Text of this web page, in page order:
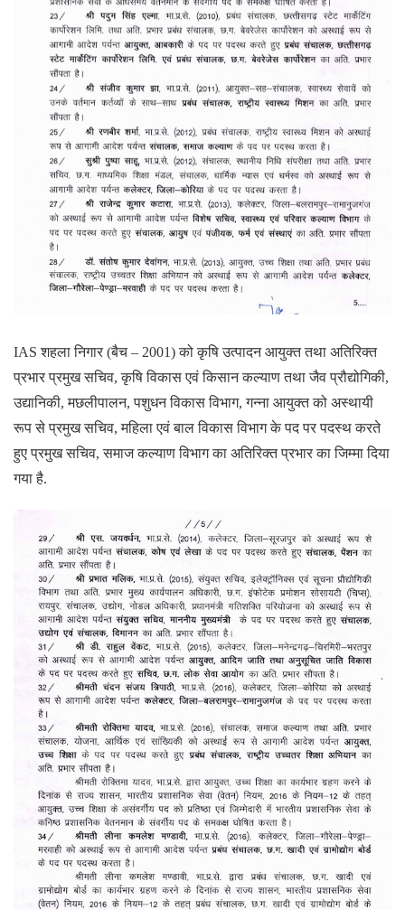
IAS शहला निगार (बैच – 2001) को कृषि उत्पादन आयुक्त तथा अतिरिक्त
प्रभार प्रमुख सचिव, कृषि विकास एवं किसान कल्याण तथा जैव प्रौद्योगिकी,
उद्यानिकी, मछलीपालन, पशुधन विकास विभाग, गन्ना आयुक्त को अस्थायी
रूप से प्रमुख सचिव, महिला एवं बाल विकास विभाग के पद पर पदस्थ करते
हुए प्रमुख सचिव, समाज कल्याण विभाग का अतिरिक्त प्रभार का जिम्मा दिया
गया है.